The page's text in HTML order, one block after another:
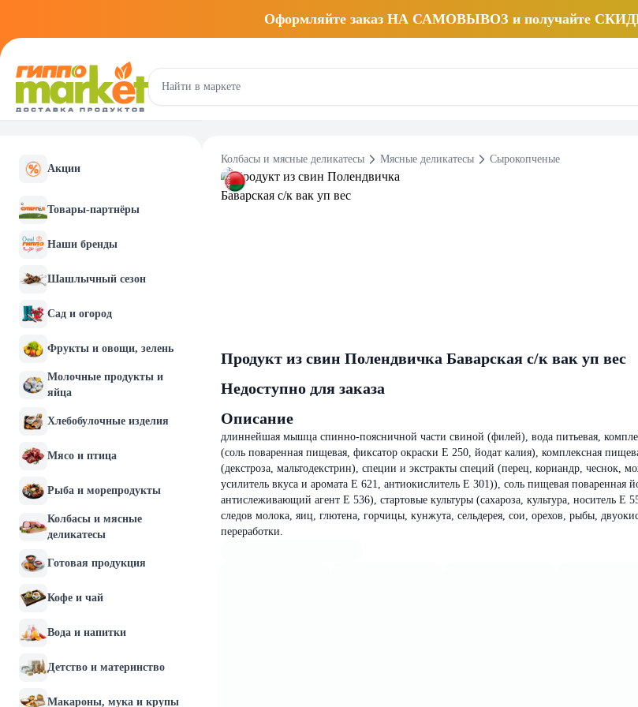
Оформляйте заказ НА САМОВЫВОЗ и получайте
Акции
Товары-партнёры
Наши бренды
Шашлычный сезон
Сад и огород
Фрукты и овощи, зелень
Молочные продукты и
яйца
Хлебобулочные изделия
Мясо и птица
Рыба и морепродукты
Колбасы и мясные
деликатесы
Готовая продукция
Кофе и чай
Вода и напитки
Детство и материнство
Макароны, мука и крупы
Колбасы и мясные деликатесы Мясные деликатесы Сырокопченые
Продукт из свин Полендвичка Баварская с/к вак уп вес
Недоступно для заказа
Описание
длиннейшая мышца спинно-поясничной части свиной (филей), вода питьевая,
(соль поваренная пищевая, фиксатор окраски Е 250, йодат калия), комплексная
(декстроза, мальтодекстрин), специи и экстракты специй (перец, кориандр, чеснок,
усилитель вкуса и аромата Е 621, антиокислитель Е 301)), соль пищевая поваренная
антислеживающий агент Е 536), стартовые культуры (сахароза, культура, носитель Е
следов молока, яиц, глютена, горчицы, кунжута, сельдерея, сои, орехов, рыбы,
переработки.